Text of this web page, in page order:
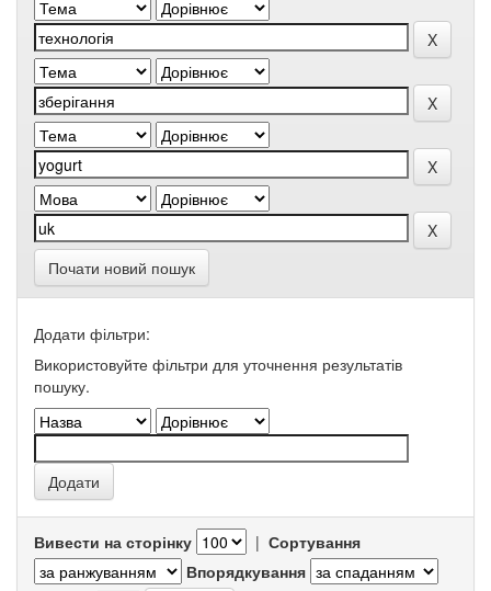
Почати новий пошук
Додати фільтри:
Використовуйте фільтри для уточнення результатів
пошуку.
Вивести на сторінку | Сортування
Впорядкування